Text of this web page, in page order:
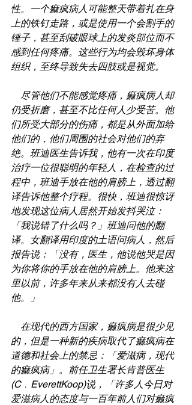
性。一个痲疯病人可能整天带着扎在身
上的铁钉走路，或是使用一个会割手的
锤子，甚至刮破眼球上的发炎部位而不
感到任何疼痛。这些行为均会毁坏身体
组织，至终导致失去四肢或是视觉。
仍受折磨，甚至不比任何人少受苦。他
们所受大部分的伤痛，都是从外面加给
他们的，他们周围的社会对他们的弃
绝。班迪医生告诉我，他有一次在印度
治疗一位很聪明的年轻人，在检查的过
程中，班迪手放在他的肩膀上，透过翻
译告诉他整个疗程。很快，班迪很惊讶
地发现这位病人居然开始发抖哭泣：
「我说错了什么吗？」班迪问他的翻
译。女翻译用印度的土语问病人，然后
报告说：「没有，医生，他说他哭是因
为你将你的手放在他的肩膀上。他来这
里以前，许多年来从来都没有人去碰
他。」
在现代的西方国家，痲疯病是很少见
的，但是一种新的疾病取代了痲疯病在
道德和社会上的禁忌：「爱滋病，现代
的痲疯病」。前任卫生署长肯普医生
(C﹒EverettKoop)说，「许多人今日对
爱滋病人的态度与一百年前人们对痲疯